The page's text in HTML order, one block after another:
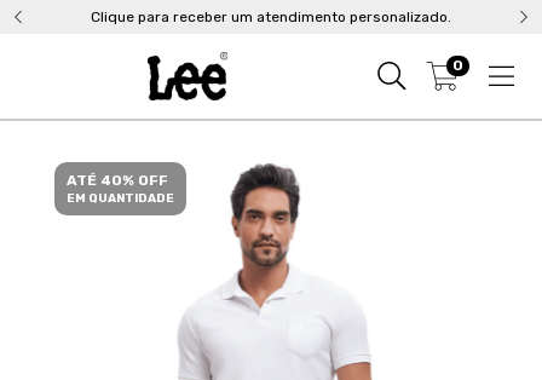
Clique para receber um atendimento personalizado.
0
ATÉ 40% OFF
EM QUANTIDADE